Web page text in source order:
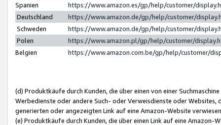
Spanien
https://www.amazon.es/gp/help/customer/
Deutschland
https://www.amazon.de/gp/help/customer/
Schweden
https://www.amazon.de/gp/help/customer/
Polen
https://www.amazon.pl/gp/help/customer/
Belgien
https://www.amazon.com.be/gp/help/customer/
(d) Produktkäufe durch Kunden, die über einen von einer
Werbedienste oder andere Such- oder Verweisdienste oder Websites,
generierten oder angezeigten Link auf eine Amazon-Website
(e) Produktkäufe durch Kunden, die über einen Link auf eine